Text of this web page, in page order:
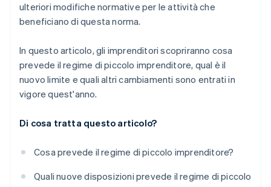
ulteriori modifiche normative per le attività che
beneficiano di questa norma.
In questo articolo, gli imprenditori scopriranno cosa
prevede il regime di piccolo imprenditore, qual è il
nuovo limite e quali altri cambiamenti sono entrati in
vigore quest'anno.
Di cosa tratta questo articolo?
Cosa prevede il regime di piccolo imprenditore?
Quali nuove disposizioni prevede il regime di piccolo